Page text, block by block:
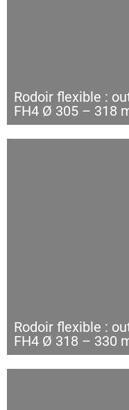
Rodoir flexible :
FH4 Ø 305 – 318
Rodoir flexible :
FH4 Ø 318 – 330